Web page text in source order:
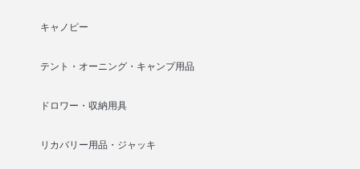
キャノピー
テント・オーニング・キャンプ用品
ドロワー・収納用具
リカバリー用品・ジャッキ